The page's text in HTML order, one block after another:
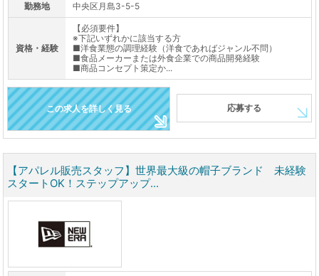
勤務地 中央区月島3-5-5
資格・経験
【必須要件】
※下記いずれかに該当する方
■洋食業態の調理経験（洋食であればジャンル不問）
■食品メーカーまたは外食企業での商品開発経験
■商品コンセプト策定か...
この求人を詳しく見る 応募する
【アパレル販売スタッフ】世界最大級の帽子ブランド 未経験
スタートOK！ステップアップ...